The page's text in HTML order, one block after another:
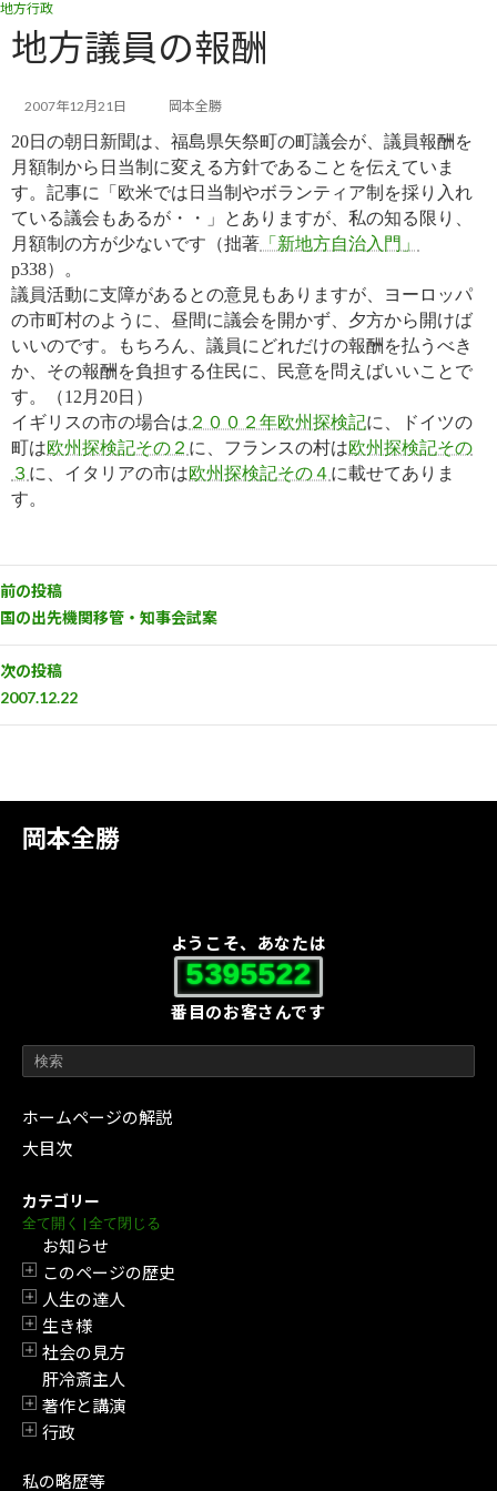
コ
テ
ス
ッ
プ
ナ
ゲ
ン
移
動
岡本全勝
ようこそ、あなたは
5395522
番目のお客さんです
ホームページの解説
大目次
カテゴリー
全て開く | 全て閉じる
お知らせ
開閉
このページの歴史
開閉
人生の達人
開閉
生き様
開閉
社会の見方
肝冷斎主人
開閉
著作と講演
開閉
行政
私の略歴等
地方行政
地方議員の報酬
2007年12月21日 岡本全勝
20日の朝日新聞は、福島県矢祭町の町議会が、議員報酬を
月額制から日当制に変える方針であることを伝えていま
す。記事に「欧米では日当制やボランティア制を採り入れ
ている議会もあるが・・」とありますが、私の知る限り、
月額制の方が少ないです（拙著 「新地方自治入門」
p338）。
議員活動に支障があるとの意見もありますが、ヨーロッパ
の市町村のように、昼間に議会を開かず、夕方から開けば
いいのです。もちろん、議員にどれだけの報酬を払うべき
か、その報酬を負担する住民に、民意を問えばいいことで
す。（12月20日）
イギリスの市の場合は ２００２年欧州探検記に、ドイツの
町は欧州探検記その２ に、フランスの村は欧州探検記その
３ に、イタリアの市は欧州探検記その４ に載せてありま
す。
前の投稿
国の出先機関移管・知事会試案
次の投稿
2007.12.22